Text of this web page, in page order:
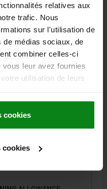
relatives aux
trafic. Nous
sur l'utilisation de
de médias sociaux, de
combiner celles-ci
leur avez fournies
utilisation de leurs
cookies
cookies
- 78
B2=30,9
TORQUE MAX. NM=38,4
DETAILS